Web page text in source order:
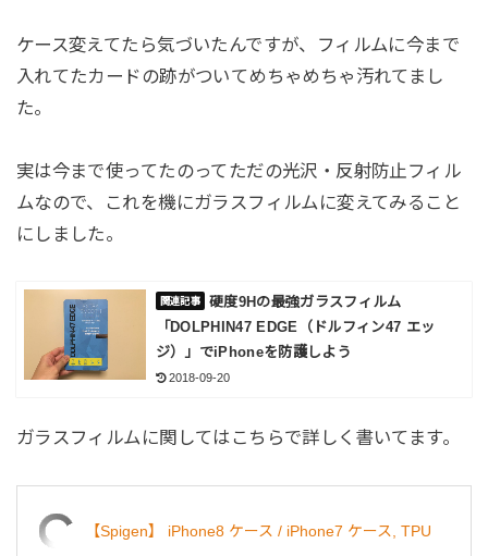
ケース変えてたら気づいたんですが、フィルムに今まで
入れてたカードの跡がついてめちゃめちゃ汚れてまし
た。
実は今まで使ってたのってただの光沢・反射防止フィル
ムなので、これを機にガラスフィルムに変えてみること
にしました。
硬度9Hの最強ガラスフィルム
「DOLPHIN47 EDGE（ドルフィン47 エッ
ジ）」でiPhoneを防護しよう
2018-09-20
ガラスフィルムに関してはこちらで詳しく書いてます。
【Spigen】 iPhone8 ケース / iPhone7 ケース, TPU